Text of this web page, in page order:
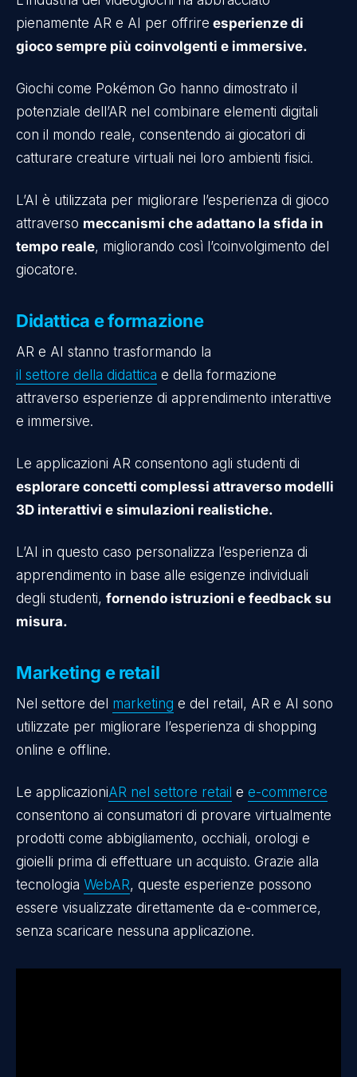
pienamente AR e AI per offrire esperienze di
gioco sempre più coinvolgenti e immersive.
Giochi come Pokémon Go hanno dimostrato il
potenziale dell’AR nel combinare elementi digitali
con il mondo reale, consentendo ai giocatori di
catturare creature virtuali nei loro ambienti fisici.
L’AI è utilizzata per migliorare l’esperienza di gioco
attraverso meccanismi che adattano la sfida in
tempo reale, migliorando così l’coinvolgimento del
giocatore.
Didattica e formazione
AR e AI stanno trasformando la
il settore della didattica e della formazione
attraverso esperienze di apprendimento interattive
e immersive.
Le applicazioni AR consentono agli studenti di
esplorare concetti complessi attraverso modelli
3D interattivi e simulazioni realistiche.
L’AI in questo caso personalizza l’esperienza di
apprendimento in base alle esigenze individuali
degli studenti, fornendo istruzioni e feedback su
misura.
Marketing e retail
Nel settore del marketing e del retail, AR e AI sono
utilizzate per migliorare l’esperienza di shopping
online e offline.
Le applicazioniAR nel settore retail e e-commerce
consentono ai consumatori di provare virtualmente
prodotti come abbigliamento, occhiali, orologi e
gioielli prima di effettuare un acquisto. Grazie alla
tecnologia WebAR, queste esperienze possono
essere visualizzate direttamente da e-commerce,
senza scaricare nessuna applicazione.